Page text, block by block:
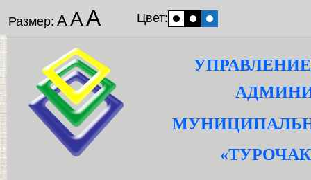
Размер: ААА Цвет: